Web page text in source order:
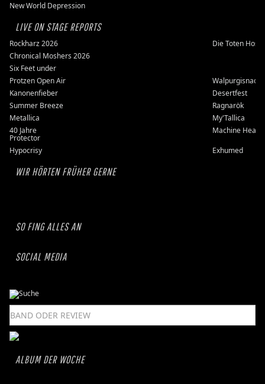
New World Depression
LIVE ON STAGE REPORTS
Rockharz 2026
Die Toten
Chronical Moshers 2026
Six Feet under
Protzen Open Air
Walpurgisnacht
Kanonenfieber
Desertfest
Summer Breeze
Ragnarök
Metallica
My'Tallica
40 Jahre
Protector
Machine Head
Hypocrisy
Exhumed
WIR HÖRTEN FRÜHER GERNE
SO FING ALLES AN
SOCIAL MEDIA
ALBUM DER WOCHE